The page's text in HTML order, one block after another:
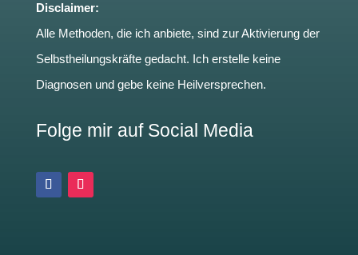
Disclaimer:
Alle Methoden, die ich anbiete, sind zur Aktivierung der
Selbstheilungskräfte gedacht. Ich erstelle keine
Diagnosen und gebe keine Heilversprechen.
Folge mir auf Social Media